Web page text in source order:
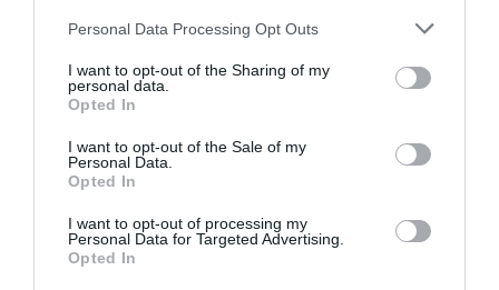
Please note that this website/app uses one or more Google
not limited to your visit or usage behaviour. You may click to
grant or deny consent to Google and its third-party tags to
use your data for below specified purposes in below Google
consent section.
Personal Data Processing Opt Outs
I want to opt-out of the Sharing of my
personal data.
Opted In
I want to opt-out of the Sale of my
Personal Data.
Opted In
I want to opt-out of processing my
Personal Data for Targeted Advertising.
Opted In
επιταχύνει την έκπτωση των
άτομα που βρίσκονται σε πρώιμα
εξηγεί ότι η προσπάθεια του
εγκεφάλου να αντιληφθεί έναν θολό
κόσμο μπορεί να μειώσει τις
δυνάμεις του για μνήμη και άλλες